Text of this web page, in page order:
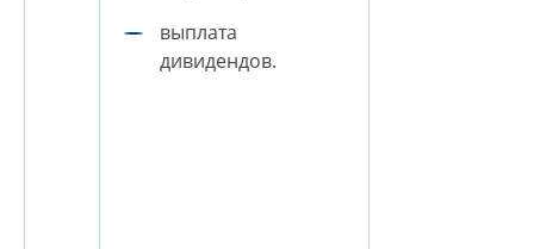
выплата
дивидендов.